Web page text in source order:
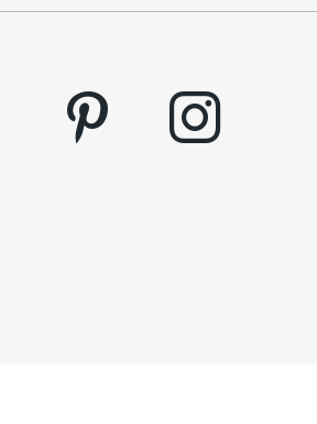
pinterest instagram